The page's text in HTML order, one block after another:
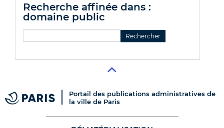
recherche affinée dans :
domaine public
Portail des publications administratives de
la ville de Paris